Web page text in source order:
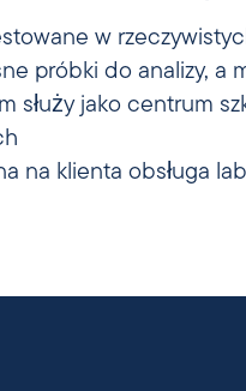
w
próbki do analizy, a
służy jako centrum
na klienta obsługa